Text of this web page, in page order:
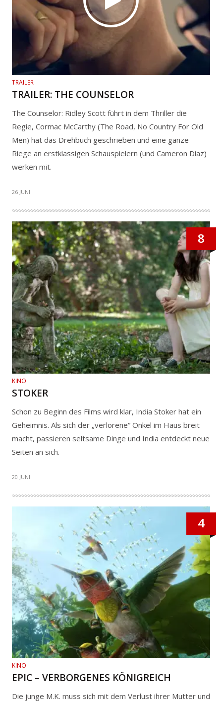
TRAILER
TRAILER: THE COUNSELOR
The Counselor: Ridley Scott führt in dem Thriller die
Regie, Cormac McCarthy (The Road, No Country For Old
Men) hat das Drehbuch geschrieben und eine ganze
Riege an erstklassigen Schauspielern (und Cameron Diaz)
werken mit.
26 JUNI
8
KINO
STOKER
Schon zu Beginn des Films wird klar, India Stoker hat ein
Geheimnis. Als sich der „verlorene“ Onkel im Haus breit
macht, passieren seltsame Dinge und India entdeckt neue
Seiten an sich.
20 JUNI
4
KINO
EPIC – VERBORGENES KÖNIGREICH
Die junge M.K. muss sich mit dem Verlust ihrer Mutter und